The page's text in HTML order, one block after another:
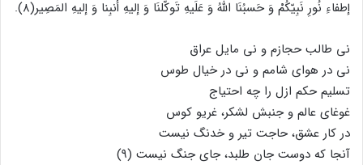
إطفاءِ نُورِ نَبِیّکُمْ وَ حَسبُنَا اللهُ وَ عَلَیهِ تَوکَّلنَا وَ إلیهِ أنبِنا وَ إلیهِ المَصِیر(۸).
نی طالب حجازم و نی مایل عراق
نی در هوای شامم و نی در خیال طوس
تسلیم حکم ازل را چه احتیاج
غوغای عالم و جنبش لشکر، غریو کوس
در کار عشق، حاجت تیر و خدنگ نیست
آنجا که دوست جان طلبد، جای جنگ نیست (۹)